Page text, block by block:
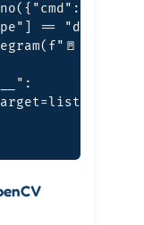
== "door"
Porte